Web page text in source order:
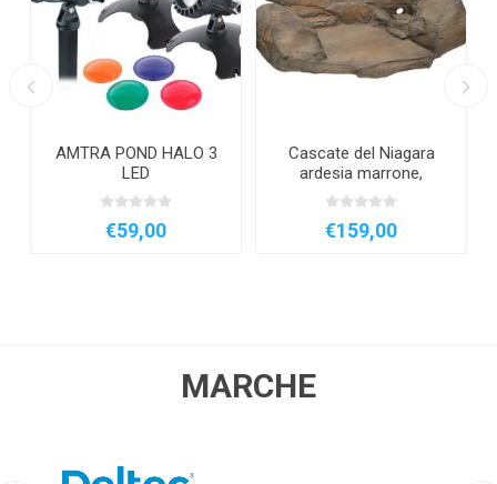
AMTRA POND HALO 3
LED
€59,00
Cascate del Niagara
ardesia marrone,
sorgente
€159,00
MARCHE